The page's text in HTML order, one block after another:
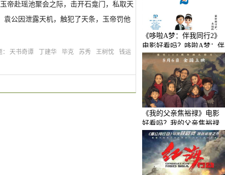
帝赴瑶池聚会之际，击开石龛门，私取天
公因泄露天机，触犯了天条，玉帝罚他
天书奇谭 丁建华 毕克 苏秀 王树忱
钱运
《哆啦A梦：伴我同行2》
电影好看吗？哆啦A梦：伴
我同行2影评及简介
《我的父亲焦裕禄》电影
好看吗？我的父亲焦裕禄
影评及简介